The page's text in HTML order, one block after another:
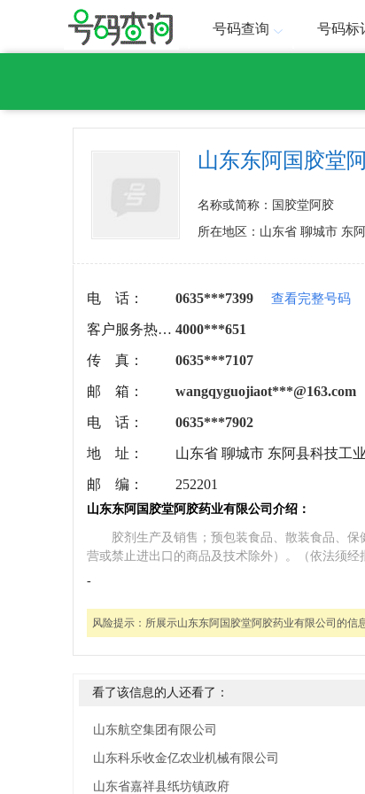
号码查询 号码标
山东东阿国胶堂
名称或简称：国胶堂阿胶
所在地区：山东省 聊城市 东
电 话： 0635***7399 查看完整号码
客户服务热线： 4000***651
传 真： 0635***7107
邮 箱： wangqyguojiaot***@163.com
电 话： 0635***7902
地 址： 山东省 聊城市 东阿县科技工
邮 编： 252201
山东东阿国胶堂阿胶药业有限公司介绍：
胶剂生产及销售；预包装食品、散装食品、
营或禁止进出口的商品及技术除外）。（依法须
-
风险提示： 所展示山东东阿国胶堂阿胶药业有限公司的信
看了该信息的人还看了：
山东航空集团有限公司
山东科乐收金亿农业机械有限公司
山东省嘉祥县纸坊镇政府